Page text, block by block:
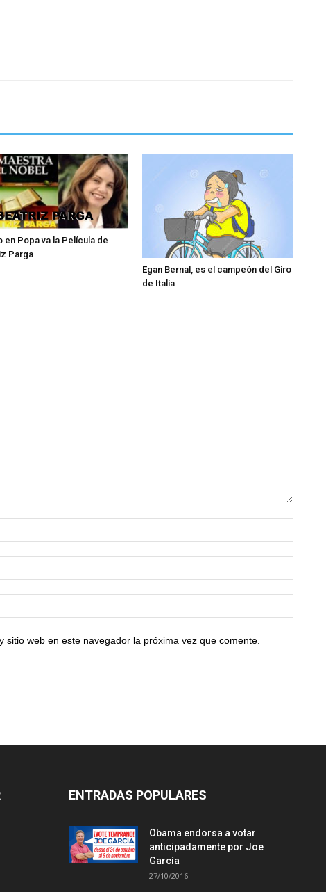
en Popa va la Película de
Parga
Egan Bernal, es el campeón del Giro
de Italia
sitio web en este navegador la próxima vez que comente.
ENTRADAS POPULARES
Obama endorsa a votar
anticipadamente por Joe
García
27/10/2016